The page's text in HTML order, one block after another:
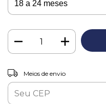
Entregas para o CEP:
Meios de envio